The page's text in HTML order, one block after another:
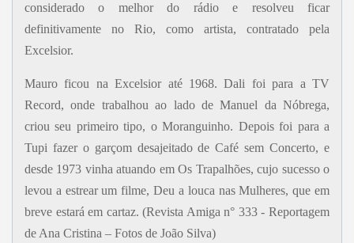
considerado o melhor do rádio e resolveu ficar
definitivamente no Rio, como artista, contratado pela
Excelsior.
Mauro ficou na Excelsior até 1968. Dali foi para a TV
Record, onde trabalhou ao lado de Manuel da Nóbrega,
criou seu primeiro tipo, o Moranguinho. Depois foi para a
Tupi fazer o garçom desajeitado de Café sem Concerto, e
desde 1973 vinha atuando em Os Trapalhões, cujo sucesso o
levou a estrear um filme, Deu a louca nas Mulheres, que em
breve estará em cartaz. (Revista Amiga n° 333 - Reportagem
de Ana Cristina – Fotos de João Silva)